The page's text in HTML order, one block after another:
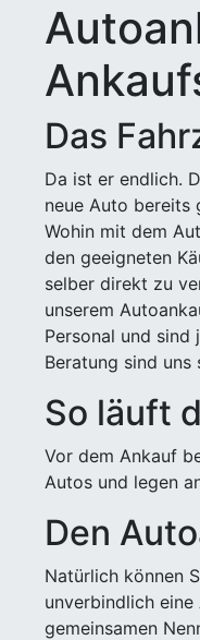
Das
Da ist er endlich.
neue Auto bereits
Wohin mit dem
den geeigneten
selber direkt zu
unserem
Personal und
Beratung sind uns
So läuft
Vor dem Ankauf
Autos und legen
Den
Natürlich können
unverbindlich
gemeinsamen